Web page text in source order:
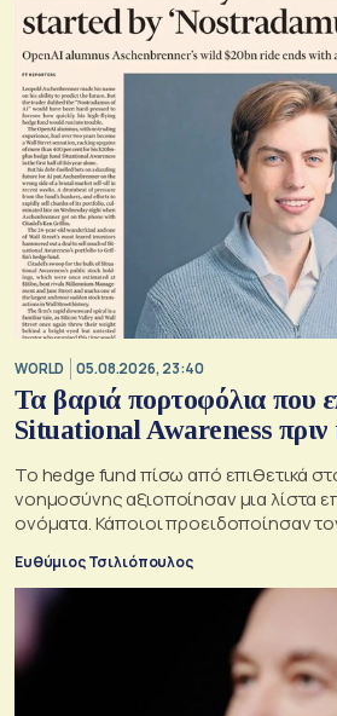
WORLD 05.08.2026, 23:40
Τα βαριά πορτοφόλια που
Situational Awareness πριν
Το hedge fund πίσω από επιθετικά
νοημοσύνης αξιοποίησαν μια λίστα
ονόματα. Κάποιοι προειδοποίησαν
Ευθύμιος Τσιλιόπουλος